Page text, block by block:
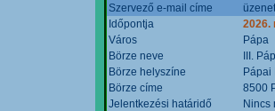
Szervező e-mail címe
Időpontja
2026.
Város
Pápa
Börze neve
III.
Börze helyszíne
Pápai
Börze címe
8500
Jelentkezési határidő
Nincs